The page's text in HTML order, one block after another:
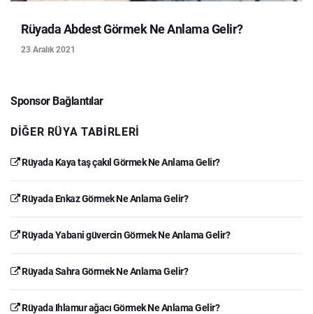
Rüyada Abdest Görmek Ne Anlama Gelir?
23 Aralık 2021
Sponsor Bağlantılar
DIĞER RÜYA TABIRLERI
Rüyada Kaya taş çakıl Görmek Ne Anlama Gelir?
Rüyada Enkaz Görmek Ne Anlama Gelir?
Rüyada Yabani güvercin Görmek Ne Anlama Gelir?
Rüyada Sahra Görmek Ne Anlama Gelir?
Rüyada Ihlamur ağacı Görmek Ne Anlama Gelir?